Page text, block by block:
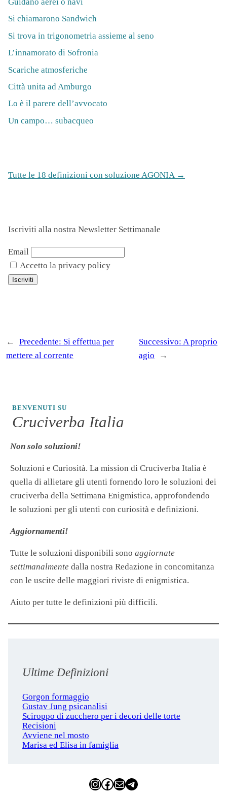
Si chiamarono Sandwich
Si trova in trigonometria assieme al seno
L’innamorato di Sofronia
Scariche atmosferiche
Città unita ad Amburgo
Lo è il parere dell’avvocato
Un campo… subacqueo
Tutte le 18 definizioni con soluzione AGONIA →
Iscriviti alla nostra Newsletter Settimanale
Email
Accetto la privacy policy
← Precedente: Si effettua per
mettere al corrente
Successivo: A proprio
agio
→
BENVENUTI SU
Cruciverba Italia
Non solo soluzioni!
Soluzioni e Curiosità. La mission di Cruciverba Italia è
quella di allietare gli utenti fornendo loro le soluzioni dei
cruciverba della Settimana Enigmistica, approfondendo
le soluzioni per gli utenti con curiosità e definizioni.
Aggiornamenti!
Tutte le soluzioni disponibili sono aggiornate
settimanalmente dalla nostra Redazione in concomitanza
con le uscite delle maggiori riviste di enigmistica.
Aiuto per tutte le definizioni più difficili.
Ultime Definizioni
Gorgon formaggio
Gustav Jung psicanalisi
Sciroppo di zucchero per i decori delle torte
Recisioni
Avviene nel mosto
Marisa ed Elisa in famiglia
InstagramFacebook Email Telegram